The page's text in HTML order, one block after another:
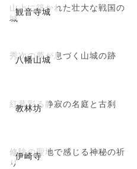
観音寺城
山上に築かれた壮大な戦国の
城
八幡山城
秀次の夢が息づく山城の跡
教林坊
紅葉彩る静寂の名庭と古刹
伊崎寺
修験の聖地で感じる神秘の祈
り